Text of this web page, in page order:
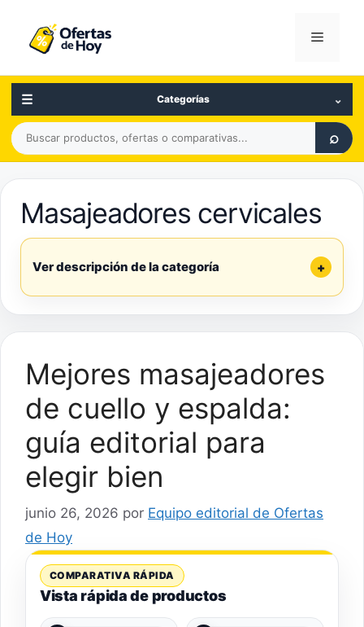
contenido
Menú
☰ Categorías ⌄
Buscar
productos,
comparativas
⌕
Masajeadores cervicales
Ver descripción de la categoría +
Mejores masajeadores
de cuello y espalda:
guía editorial para
elegir bien
junio 26, 2026 por Equipo editorial de Ofertas
de Hoy
COMPARATIVA RÁPIDA
Vista rápida de productos